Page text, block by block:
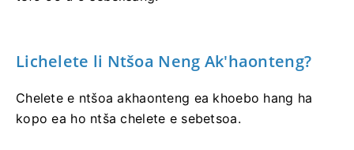
Lichelete li Ntšoa Neng Ak'haonteng?
Chelete e ntšoa akhaonteng ea khoebo hang ha
kopo ea ho ntša chelete e sebetsoa.